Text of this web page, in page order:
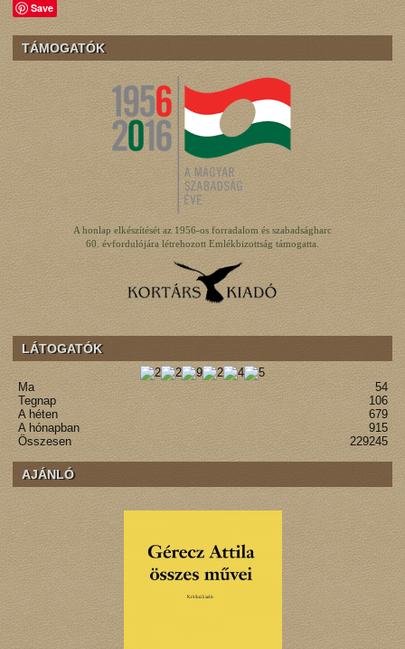
Save
TÁMOGATÓK
A honlap elkészítését az 1956-os forradalom és szabadságharc
60. évfordulójára létrehozott Emlékbizottság támogatta.
LÁTOGATÓK
Ma
54
Tegnap
106
A héten
679
A hónapban
915
Összesen
229245
AJÁNLÓ